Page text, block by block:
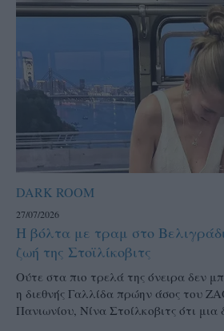
DARK ROOM
27/07/2026
Η βόλτα με τραμ στο
ζωή της Στοϊλίκοβιτς
Ούτε στα πιο τρελά της όνειρα δεν
η διεθνής Γαλλίδα πρώην άσος του
Πανιωνίου, Νίνα Στοίλκοβιτς ότι